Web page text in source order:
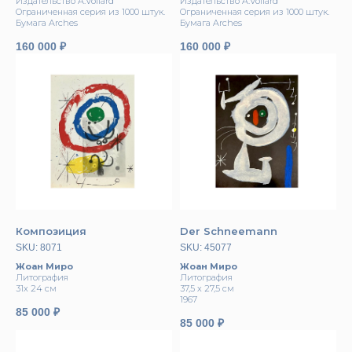
Oгрaниченнaя ceрия из 1000 штук.
Бумага Archеs
160 000 ₽
Oгрaниченнaя ceрия из 1000 штук.
Бумага Archеs
160 000 ₽
Композиция
SKU: 8071
Жоан Миро
Литография
31х 24 см
85 000 ₽
Der Schneemann
SKU: 45077
Жоан Миро
Литография
37,5 x 27,5 см
1967
85 000 ₽